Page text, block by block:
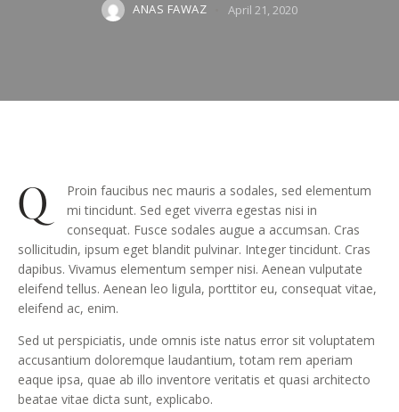
ANAS FAWAZ April 21, 2020
Q
Proin faucibus nec mauris a sodales, sed elementum
mi tincidunt. Sed eget viverra egestas nisi in
consequat. Fusce sodales augue a accumsan. Cras
sollicitudin, ipsum eget blandit pulvinar. Integer tincidunt. Cras
dapibus. Vivamus elementum semper nisi. Aenean vulputate
eleifend tellus. Aenean leo ligula, porttitor eu, consequat vitae,
eleifend ac, enim.
Sed ut perspiciatis, unde omnis iste natus error sit voluptatem
accusantium doloremque laudantium, totam rem aperiam
eaque ipsa, quae ab illo inventore veritatis et quasi architecto
beatae vitae dicta sunt, explicabo.